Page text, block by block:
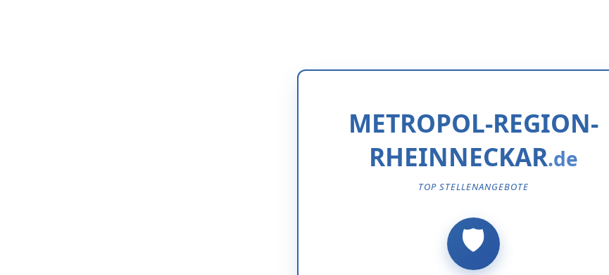
METROPOL-REGION-
RHEINNECKAR
TOP STELLENANGEBOTE